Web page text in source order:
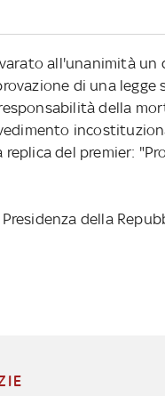
all'unanimità un
di una legge
della
del premier:
della